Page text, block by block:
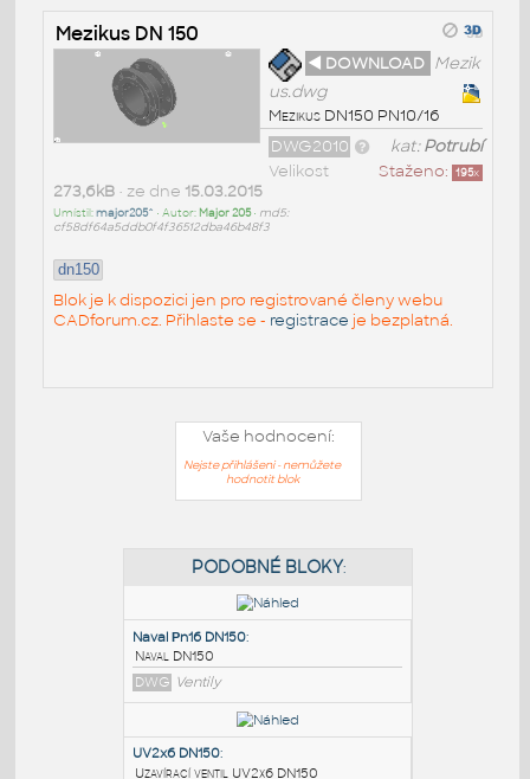
Mezikus DN 150
◄ DOWNLOAD Mezik
us.dwg
Mezikus DN150 PN10/16
kat:Potrubí
DWG2010
Staženo: 195x
Velikost
273,6kB• ze dne 15.03.2015
Umístil:major205^ • Autor: Major 205• md5:
cf58df64a5ddb0f4f36512dba46b48f3
dn150
Blok je k dispozici jen pro registrované členy webu
CADforum.cz. Přihlaste se - registrace je bezplatná.
Vaše hodnocení:
Nejste přihlášeni - nemůžete
hodnotit blok
PODOBNÉ BLOKY